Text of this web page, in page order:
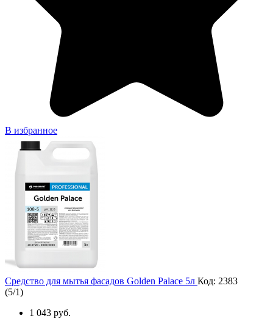
В избранное
Средство для мытья фасадов Golden Palace 5л Код: 2383
(5/1)
1 043 руб.